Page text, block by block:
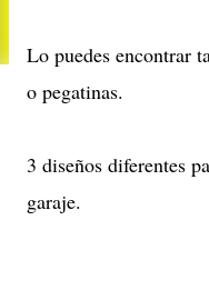
Lo puedes encontrar
o pegatinas.
3 diseños diferentes
garaje.